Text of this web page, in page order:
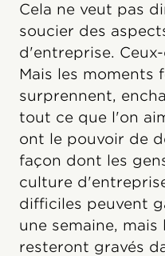
Cela ne veut pas
soucier des
d'entreprise.
Mais les moments
surprennent,
tout ce que l'on
ont le pouvoir de
façon dont les
culture
difficiles peuvent
une semaine,
resteront gravés